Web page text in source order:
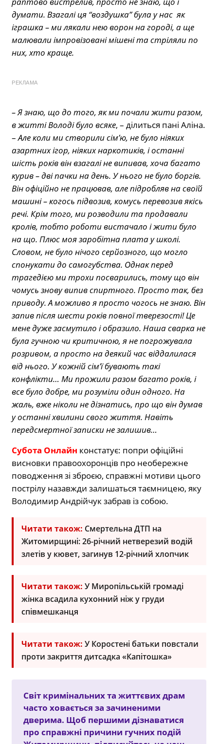
думати. Взагалі ця “воздушка” була у нас як
іграшка – ми лякали нею ворон на городі, а ще
малювали імпровізовані мішені та стріляли по
них, хто краще.
РЕКЛАМА
– Я знаю, що до того, як ми почали жити разом,
в житті Володі було всяке, – ділиться пані Аліна.
–Але коли ми створили сім’ю, не було ніяких
азартних ігор, ніяких наркотиків, і останні
шість років він взагалі не випивав, хоча багато
курив – дві пачки на день. У нього не було боргів.
Він офіційно не працював, але підробляв на своїй
машині – когось підвозив, комусь перевозив якісь
речі. Крім того, ми розводили та продавали
кролів, тобто роботи вистачало і жити було
на що. Плюс моя заробітна плата у школі.
Словом, не було нічого серйозного, що могло
спонукати до самогубства. Однак перед
трагедією ми трохи посварились, тому що він
чомусь знову випив спиртного. Просто так, без
приводу. А можливо я просто чогось не знаю. Він
запив після шести років повної тверезості! Це
мене дуже засмутило і образило. Наша сварка не
була гучною чи критичною, я не погрожувала
розривом, а просто на деякий час віддалилася
від нього. У кожній сім’ї бувають такі
конфлікти… Ми прожили разом багато років, і
все було добре, ми розуміли один одного. На
жаль, вже ніколи не дізнатись, про що він думав
у останні хвилини свого життя. Навіть
передсмертної записки не залишив…
Субота Онлайн констатує: попри офіційні
висновки правоохоронців про необережне
поводження зі зброєю, справжні мотиви цього
пострілу назавжди залишаться таємницею, яку
Володимир Андрійчук забрав із собою.
Читати також: Смертельна ДТП на
Житомирщині: 26-річний нетверезий водій
злетів у кювет, загинув 12-річний хлопчик
Читати також: У Миропільській громаді
жінка всадила кухонний ніж у груди
співмешканця
Читати також: У Коростені батьки повстали
проти закриття дитсадка «Капітошка»
Світ кримінальних та життєвих драм
часто ховається за зачиненими
дверима. Щоб першими дізнаватися
про справжні причини гучних подій